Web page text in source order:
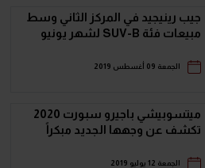
جيب رينيجيد في المركز الثاني وسط
مبيعات فئة SUV-B لشهر يونيو
الجمعة 09 أغسطس 2019
ميتسوبيشي باجيرو سبورت 2020
تكشف عن وجهها الجديد مبكراً
الجمعة 12 يوليو 2019